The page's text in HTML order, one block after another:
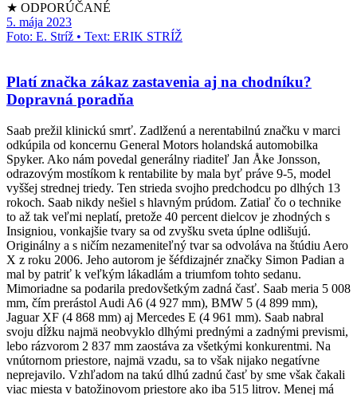
★ ODPORÚČANÉ
5. mája 2023
Foto: E. Stríž • Text: ERIK STRÍŽ
Platí značka zákaz zastavenia aj na chodníku?
Dopravná poradňa
Saab prežil klinickú smrť. Zadlženú a nerentabilnú značku v marci
odkúpila od koncernu General Motors holandská automobilka
Spyker. Ako nám povedal generálny riaditeľ Jan Åke Jonsson,
odrazovým mostíkom k rentabilite by mala byť práve 9-5, model
vyššej strednej triedy. Ten strieda svojho predchodcu po dlhých 13
rokoch. Saab nikdy nešiel s hlavným prúdom. Zatiaľ čo o technike
to až tak veľmi neplatí, pretože 40 percent dielcov je zhodných s
Insigniou, vonkajšie tvary sa od zvyšku sveta úplne odlišujú.
Originálny a s ničím nezameniteľný tvar sa odvoláva na štúdiu Aero
X z roku 2006. Jeho autorom je šéfdizajnér značky Simon Padian a
mal by patriť k veľkým lákadlám a triumfom tohto sedanu.
Mimoriadne sa podarila predovšetkým zadná časť. Saab meria 5 008
mm, čím prerástol Audi A6 (4 927 mm), BMW 5 (4 899 mm),
Jaguar XF (4 868 mm) aj Mercedes E (4 961 mm). Saab nabral
svoju dĺžku najmä neobvyklo dlhými prednými a zadnými prevismi,
lebo rázvorom 2 837 mm zaostáva za všetkými konkurentmi. Na
vnútornom priestore, najmä vzadu, sa to však nijako negatívne
neprejavilo. Vzhľadom na takú dlhú zadnú časť by sme však čakali
viac miesta v batožinovom priestore ako iba 515 litrov. Menej má